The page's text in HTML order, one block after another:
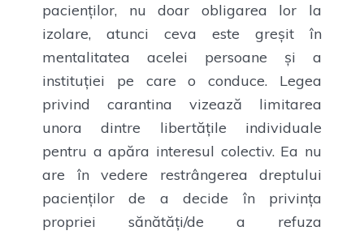
pacienților, nu doar obligarea lor la
izolare, atunci ceva este greșit în
mentalitatea acelei persoane și a
instituției pe care o conduce. Legea
privind carantina vizează limitarea
unora dintre libertățile individuale
pentru a apăra interesul colectiv. Ea nu
are în vedere restrângerea dreptului
pacienților de a decide în privința
propriei sănătăți/de a refuza